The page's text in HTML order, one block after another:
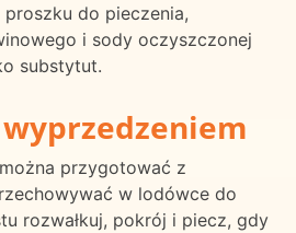
do pieczenia,
i sody oczyszczonej
substytut.
przygotować z
w lodówce do
rozwałkuj, pokrój i piecz, gdy